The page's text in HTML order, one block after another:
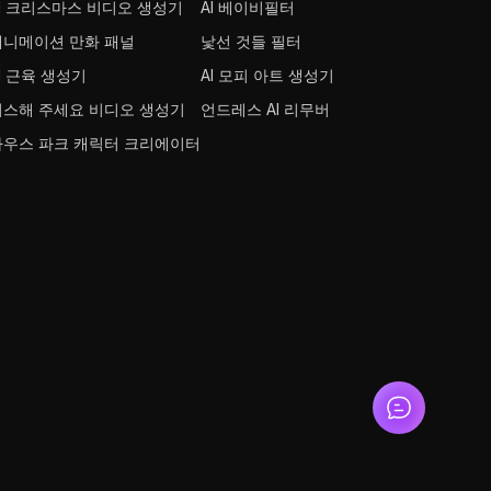
크리스마스 비디오 생성기
니메이션 만화 패널
근육 생성기
스해 주세요 비디오 생성기
우스 파크 캐릭터 크리에이터
AI 베이비필터
낯선 것들 필터
AI 모피 아트 생성기
언드레스 AI 리무버